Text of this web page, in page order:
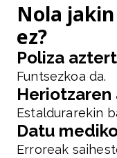
Nola
ez?
Poliza
Funtsezkoa da.
Heriotzaren
Estaldurarekin
Datu
Erroreak